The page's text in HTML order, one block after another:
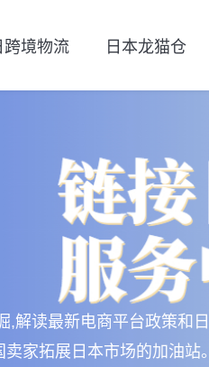
跨境物流 日本龙猫仓
,解读最新电商平台政策和日
家拓展日本市场的加油站。